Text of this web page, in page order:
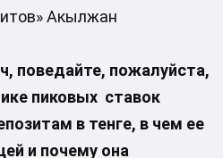
Акылжан
, поведайте, пожалуйста,
пиковых ставок
в тенге, в чем ее
и почему она